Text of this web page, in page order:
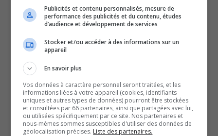
Mois de l’histoire des Noirs devient un espace de
dialogue entre passé et présent. À travers des
œuvres inspirées des traditions africaines et des
réalités migratoires, l’exposition interroge la
mémoire et la transmission culturelle. L’artiste Komi
Seshie, notamment, met en lumière les parcours
périlleux des migrants en quête d’une vie meilleure.
Dimanche prochain, une conférence abordera la
restitution des objets d’art africains, question
brûlante au cœur des débats sur l’identité et la
Publicités et contenu personnalisés, mesure de
performance des publicités et du contenu, études
d’audience et développement de services
Stocker et/ou accéder à des informations sur un
appareil
En savoir plus
Vos données à caractère personnel seront traitées, et les
informations liées à votre appareil (cookies, identifiants
uniques et autres types de données) pourront être stockées
et consultées par 66 partenaires, ainsi que partagées avec lui,
ou utilisées spécifiquement par ce site. Nos partenaires et
nous-mêmes sommes susceptibles d'utiliser des données de
géolocalisation précises. Liste des partenaires.